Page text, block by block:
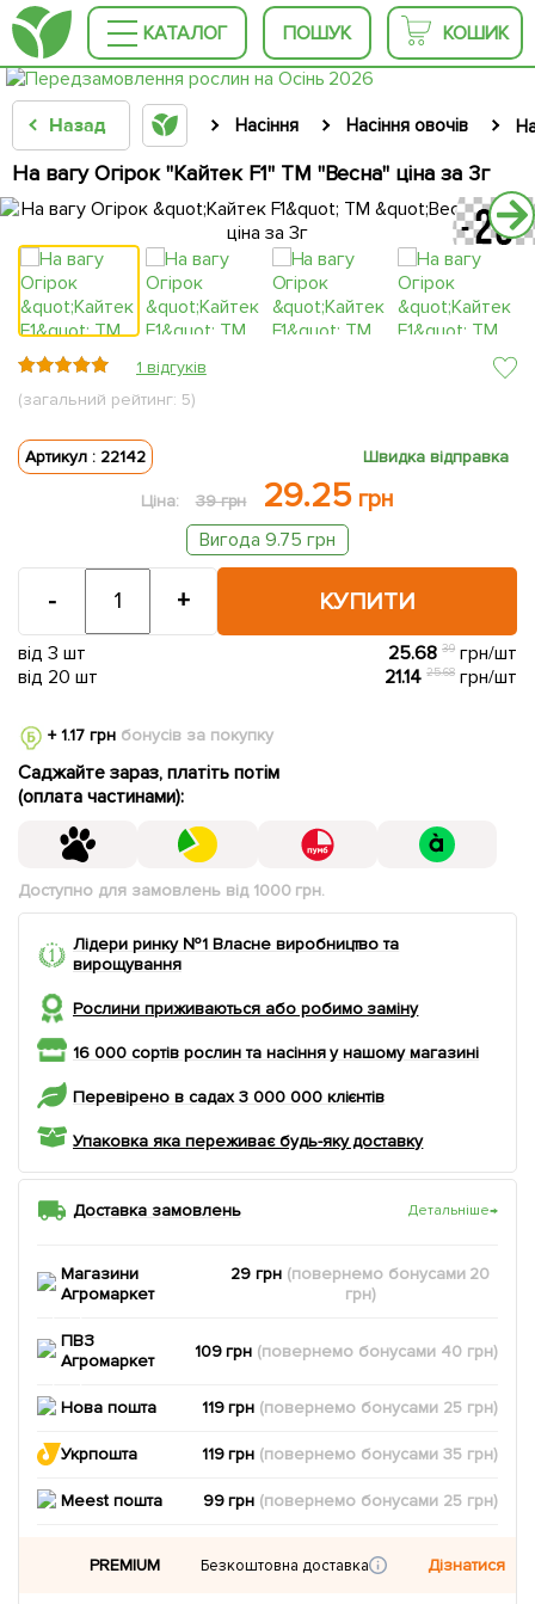
КАТАЛОГ ПОШУК КОШИК
Назад Насіння Насіння овочів
На вагу Огірок "Кайтек F1" ТМ "Весна" ціна за 3г
1 відгуків
(загальний рейтинг: 5)
Артикул : 22142 Швидка відправка
Ціна: 39 грн 29.25 грн
Вигода 9.75 грн
КУПИТИ
- +
від 3 шт 25.6839 грн/шт
від 20 шт
21.1425.68 грн/шт
+ 1.17 грнбонусів за покупку
Саджайте зараз, платіть потім
(оплата частинами):
Доступно для замовлень від 1000 грн.
Лідери ринку №1 Власне виробництво та
вирощування
Рослини приживаються або робимо заміну
16 000 сортів рослин та насіння у нашому магазині
Перевірено в садах 3 000 000 клієнтів
Упаковка яка переживає будь-яку доставку
Доставка замовлень Детальніше→
Магазини
Агромаркет
29 грн (повернемобонусами 20
грн)
ПВЗ
Агромаркет
109 грн (повернемо бонусами 40 грн)
Нова пошта 119 грн (повернемо бонусами 25 грн)
Укрпошта 119 грн (повернемо бонусами35 грн)
Meest пошта 99 грн (повернемо бонусами 25 грн)
PREMIUM Безкоштовна доставка Дізнатися